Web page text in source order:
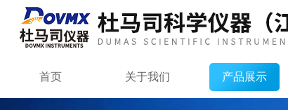
首页 关于我们 产品展示